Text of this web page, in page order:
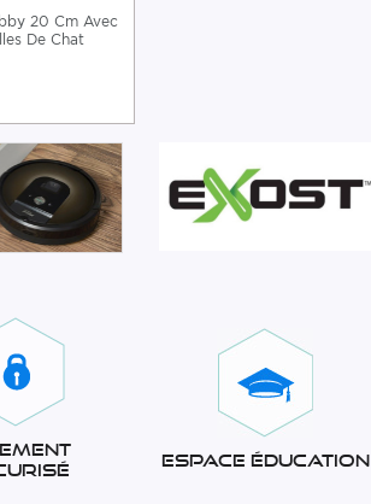
20 Cm Avec
De Chat
Espace éducation